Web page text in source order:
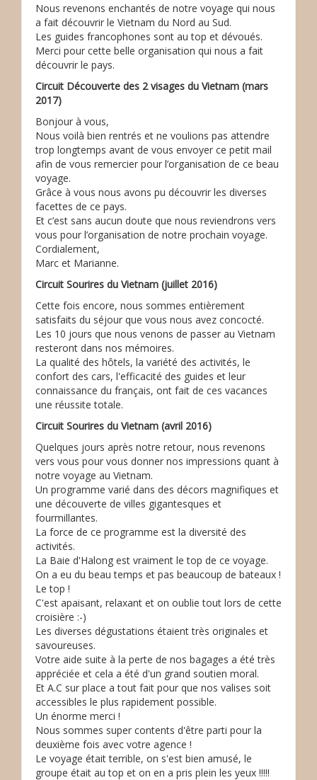
Nous revenons enchantés de notre voyage qui nous
a fait découvrir le Vietnam du Nord au Sud.
Les guides francophones sont au top et dévoués.
Merci pour cette belle organisation qui nous a fait
découvrir le pays.
Circuit Découverte des 2 visages du Vietnam (mars
2017)
Bonjour à vous,
Nous voilà bien rentrés et ne voulions pas attendre
trop longtemps avant de vous envoyer ce petit mail
afin de vous remercier pour l’organisation de ce beau
voyage.
Grâce à vous nous avons pu découvrir les diverses
facettes de ce pays.
Et c’est sans aucun doute que nous reviendrons vers
vous pour l’organisation de notre prochain voyage.
Cordialement,
Marc et Marianne.
Circuit Sourires du Vietnam (juillet 2016)
Cette fois encore, nous sommes entièrement
satisfaits du séjour que vous nous avez concocté.
Les 10 jours que nous venons de passer au Vietnam
resteront dans nos mémoires.
La qualité des hôtels, la variété des activités, le
confort des cars, l'efficacité des guides et leur
connaissance du français, ont fait de ces vacances
une réussite totale.
Circuit Sourires du Vietnam (avril 2016)
Quelques jours après notre retour, nous revenons
vers vous pour vous donner nos impressions quant à
notre voyage au Vietnam.
Un programme varié dans des décors magnifiques et
une découverte de villes gigantesques et
fourmillantes.
La force de ce programme est la diversité des
activités.
La Baie d'Halong est vraiment le top de ce voyage.
On a eu du beau temps et pas beaucoup de bateaux !
Le top !
C'est apaisant, relaxant et on oublie tout lors de cette
croisière :-)
Les diverses dégustations étaient très originales et
savoureuses.
Votre aide suite à la perte de nos bagages a été très
appréciée et cela a été d'un grand soutien moral.
Et A.C sur place a tout fait pour que nos valises soit
accessibles le plus rapidement possible.
Un énorme merci !
Nous sommes super contents d'être parti pour la
deuxième fois avec votre agence !
Le voyage était terrible, on s'est bien amusé, le
groupe était au top et on en a pris plein les yeux !!!!!